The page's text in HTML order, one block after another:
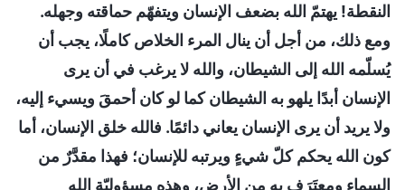
النقطة! يهتمّ الله بضعف الإنسان ويتفهّم حماقته وجهله.
ومع ذلك، من أجل أن ينال المرء الخلاص كاملًا، يجب أن
يُسلّمه الله إلى الشيطان، والله لا يرغب في أن يرى
الإنسان أبدًا يلهو به الشيطان كما لو كان أحمقَ ويسيء إليه،
ولا يريد أن يرى الإنسان يعاني دائمًا. فالله خلق الإنسان، أما
كون الله يحكم كلّ شيءٍ ويرتبه للإنسان؛ فهذا مقدَّرٌ من
السماء ومعتَرَف به من الأرض، وهذه مسؤوليّة الله